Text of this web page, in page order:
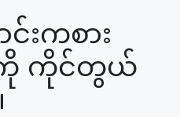
းကစား
းကို ကိုင်တွယ်